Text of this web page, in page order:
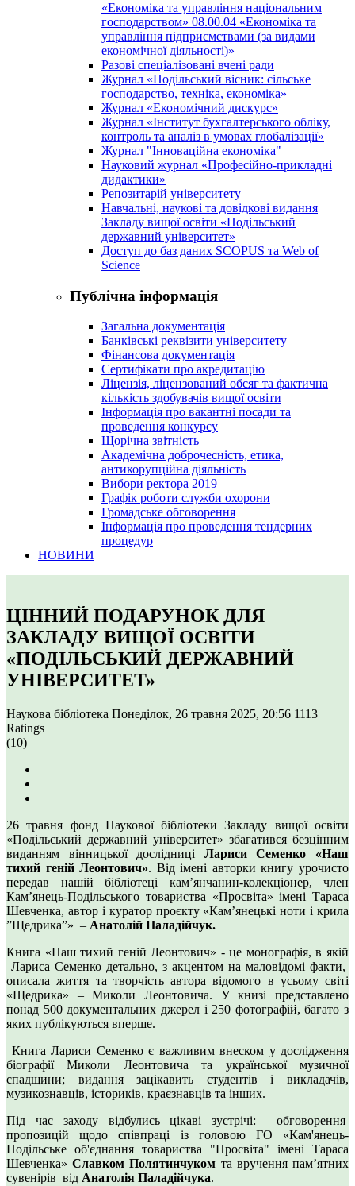
«Економіка та управління національним
господарством» 08.00.04 «Економіка та
управління підприємствами (за видами
економічної діяльності)»
Разові спеціалізовані вчені ради
Журнал «Подільський вісник: сільське
господарство, техніка, економіка»
Журнал «Економічний дискурс»
Журнал «Інститут бухгалтерського обліку,
контроль та аналіз в умовах глобалізації»
Журнал "Інноваційна економіка"
Науковий журнал «Професійно-прикладні
дидактики»
Репозитарій університету
Навчальні, наукові та довідкові видання
Закладу вищої освіти «Подільський
державний університет»
Доступ до баз даних SCOPUS та Web of
Science
Публічна інформація
Загальна документація
Банківські реквізити університету
Фінансова документація
Сертифікати про акредитацію
Ліцензія, ліцензований обсяг та фактична
кількість здобувачів вищої освіти
Інформація про вакантні посади та
проведення конкурсу
Щорічна звітність
Академічна доброчесність, етика,
антикорупційна діяльність
Вибори ректора 2019
Графік роботи служби охорони
Громадське обговорення
Інформація про проведення тендерних
процедур
НОВИНИ
ЦІННИЙ ПОДАРУНОК ДЛЯ
ЗАКЛАДУ ВИЩОЇ ОСВІТИ
«ПОДІЛЬСЬКИЙ ДЕРЖАВНИЙ
УНІВЕРСИТЕТ»
Наукова бібліотека Понеділок, 26 травня 2025, 20:56 1113
Ratings
(10)
26 травня фонд Наукової бібліотеки Закладу вищої освіти
«Подільський державний університет» збагатився безцінним
виданням вінницької дослідниці Лариси Семенко «Наш
тихий геній Леонтович». Від імені авторки книгу урочисто
передав нашій бібліотеці кам’янчанин-колекціонер, член
Кам’янець-Подільського товариства «Просвіта» імені Тараса
Шевченка, автор і куратор проєкту «Кам’янецькі ноти і крила
”Щедрика”» – Анатолій Паладійчук.
Книга «Наш тихий геній Леонтович» - це монографія, в якій
Лариса Семенко детально, з акцентом на маловідомі факти,
описала життя та творчість автора відомого в усьому світі
«Щедрика» – Миколи Леонтовича. У книзі представлено
понад 500 документальних джерел і 250 фотографій, багато з
яких публікуються вперше.
Книга Лариси Семенко є важливим внеском у дослідження
біографії Миколи Леонтовича та української музичної
спадщини; видання зацікавить студентів і викладачів,
музикознавців, істориків, краєзнавців та інших.
Під час заходу відбулись цікаві зустрічі: обговорення
пропозицій щодо співпраці із головою ГО «Кам'янець-
Подільське об'єднання товариства "Просвіта" імені Тараса
Шевченка»Славком Полятинчуком та вручення пам’ятних
сувенірів від Анатолія Паладійчука.